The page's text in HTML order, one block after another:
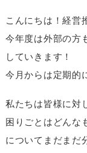
こんにちは！経営
今年度は外部の方
していきます！
今月からは定期的
私たちは皆様に対
困りごとはどんな
についてまだまだ